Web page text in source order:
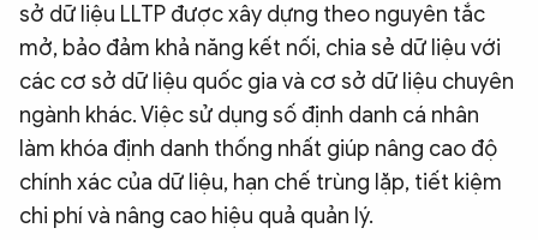
sở dữ liệu LLTP được xây dựng theo nguyên tắc
mở, bảo đảm khả năng kết nối, chia sẻ dữ liệu với
các cơ sở dữ liệu quốc gia và cơ sở dữ liệu chuyên
ngành khác. Việc sử dụng số định danh cá nhân
làm khóa định danh thống nhất giúp nâng cao độ
chính xác của dữ liệu, hạn chế trùng lặp, tiết kiệm
chi phí và nâng cao hiệu quả quản lý.